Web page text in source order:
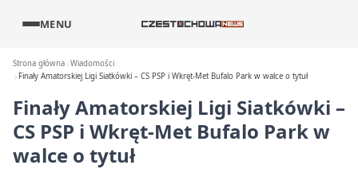
MENU
Strona główna Wiadomości
Finały Amatorskiej Ligi Siatkówki – CS PSP i Wkręt-Met Bufalo Park w walce o tytuł
Finały Amatorskiej Ligi Siatkówki –
CS PSP i Wkręt-Met Bufalo Park w
walce o tytuł